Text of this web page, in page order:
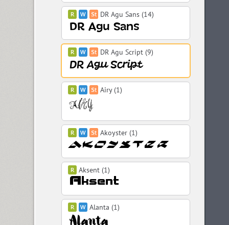
DR Agu Sans (14)
DR Agu Script (9)
Airy (1)
Akoyster (1)
Aksent (1)
Alanta (1)